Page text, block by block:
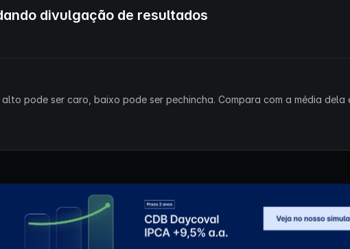
divulgação de resultados
pode ser caro, baixo pode ser pechincha. Compara com a média dela